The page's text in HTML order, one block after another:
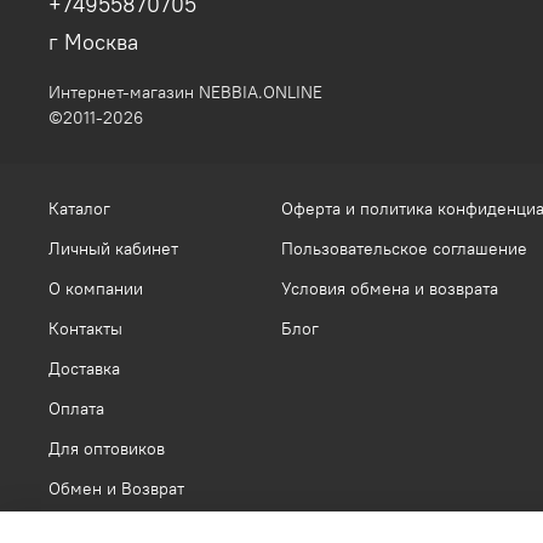
г Москва
Интернет-магазин NEBBIA.ONLINE
©2011-2026
Каталог
Личный кабинет
О компании
Контакты
Доставка
Оплата
Для оптовиков
Обмен и Возврат
Оферта и политика
Пользовательское соглашение
Условия обмена и возврата
Блог